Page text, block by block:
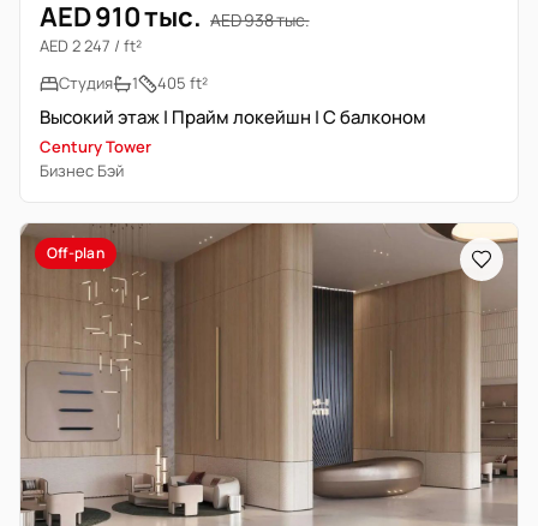
AED 910 тыс. AED 938 тыс.
AED 2 247 / ft²
Студия
1 405 ft²
Высокий этаж | Прайм локейшн | С балконом
Century Tower
Бизнес Бэй
Off-plan